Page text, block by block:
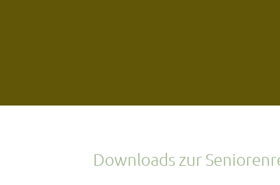
Downloads zur